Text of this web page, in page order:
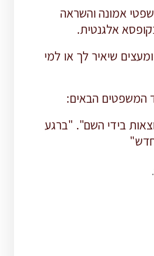
אמונה והשראה
אלגנטית.
שיאיר לך או למי
המשפטים הבאים:
בידי השם". "ברגע